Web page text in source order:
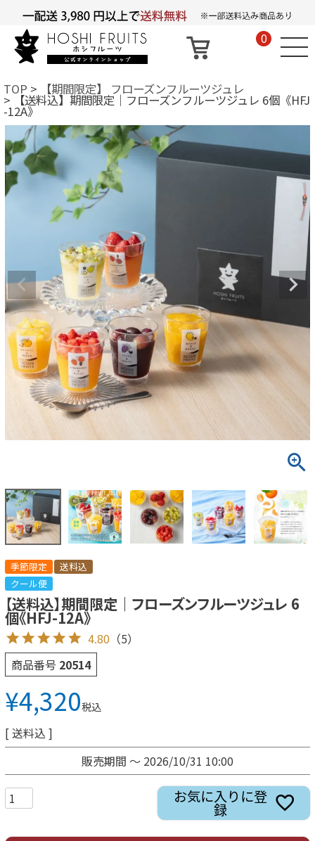
0
TOP 【期間限定】 フローズンフルーツジュレ
【送料込】期間限定｜フローズンフルーツジュレ 6個《HFJ
-12A》
季節限定
送料込
クール便
【送料込】期間限定｜フローズンフルーツジュレ 6
個《HFJ-12A》
4.80 （5）
商品番号 20514
¥4,320税込
送料込
販売期間 〜 2026/10/31 10:00
お気に入りに登
録